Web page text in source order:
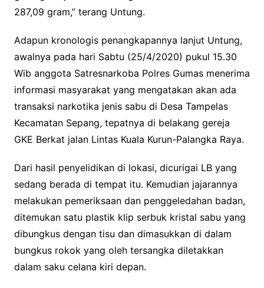
287,09 gram,” terang Untung.
Adapun kronologis penangkapannya lanjut Untung,
awalnya pada hari Sabtu (25/4/2020) pukul 15.30
Wib anggota Satresnarkoba Polres Gumas menerima
informasi masyarakat yang mengatakan akan ada
transaksi narkotika jenis sabu di Desa Tampelas
Kecamatan Sepang, tepatnya di belakang gereja
GKE Berkat jalan Lintas Kuala Kurun-Palangka Raya.
Dari hasil penyelidikan di lokasi, dicurigai LB yang
sedang berada di tempat itu. Kemudian jajarannya
melakukan pemeriksaan dan penggeledahan badan,
ditemukan satu plastik klip serbuk kristal sabu yang
dibungkus dengan tisu dan dimasukkan di dalam
bungkus rokok yang oleh tersangka diletakkan
dalam saku celana kiri depan.